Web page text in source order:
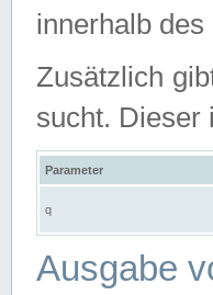
innerhalb
Zusätzlich
sucht. Dieser
Parameter
q
Ausgabe